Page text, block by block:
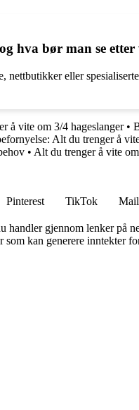
hva bør man se etter
eller
å vite om 3/4 hageslanger•
Alt du trenger å
• Alt du trenger å vite
Pinterest TikTok Mail
gjennom lenker på
kan generere inntekter